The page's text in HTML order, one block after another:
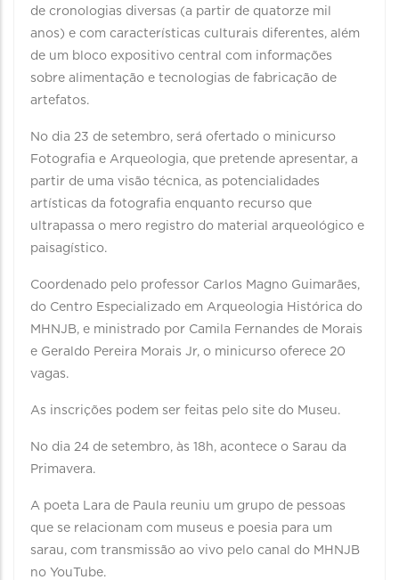
de cronologias diversas (a partir de quatorze mil
anos) e com características culturais diferentes, além
de um bloco expositivo central com informações
sobre alimentação e tecnologias de fabricação de
artefatos.
No dia 23 de setembro, será ofertado o minicurso
Fotografia e Arqueologia, que pretende apresentar, a
partir de uma visão técnica, as potencialidades
artísticas da fotografia enquanto recurso que
ultrapassa o mero registro do material arqueológico e
paisagístico.
Coordenado pelo professor Carlos Magno Guimarães,
do Centro Especializado em Arqueologia Histórica do
MHNJB, e ministrado por Camila Fernandes de Morais
e Geraldo Pereira Morais Jr, o minicurso oferece 20
vagas.
As inscrições podem ser feitas pelo site do Museu.
No dia 24 de setembro, às 18h, acontece o Sarau da
Primavera.
A poeta Lara de Paula reuniu um grupo de pessoas
que se relacionam com museus e poesia para um
sarau, com transmissão ao vivo pelo canal do MHNJB
no YouTube.